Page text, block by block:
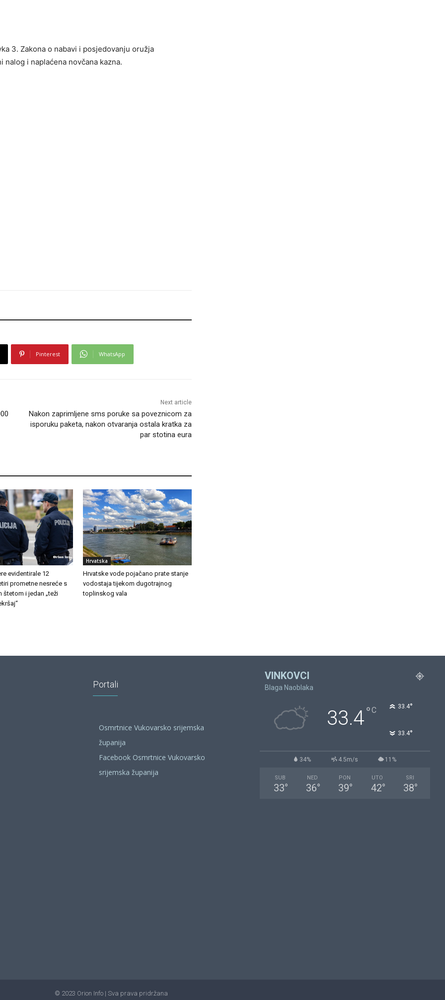
3. Zakona o nabavi i posjedovanju oružja
i naplaćena novčana kazna.
Pinterest WhatsApp
Next article
Nakon zaprimljene sms poruke sa poveznicom za
isporuku paketa, nakon otvaranja ostala kratka za
par stotina eura
evidentirale 12
prometne nesreće s
štetom i jedan „teži
Hrvatska
Hrvatske vode pojačano prate stanje
vodostaja tijekom dugotrajnog
toplinskog vala
Portali
Osmrtnice Vukovarsko srijemska
županija
Facebook Osmrtnice Vukovarsko
srijemska županija
VINKOVCI
Blaga Naoblaka
33.4°C 33.4°
33.4°
34% 4.5m/s 11%
SUB
33°
NED
36°
PON
39°
UTO
42°
SRI
38°
© 2023 Orion Info | Sva prava pridržana